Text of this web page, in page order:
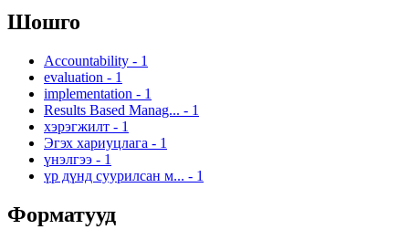
Шошго
Accountability - 1
evaluation - 1
implementation - 1
Results Based Manag... - 1
хэрэгжилт - 1
Эгэх хариуцлага - 1
үнэлгээ - 1
үр дүнд суурилсан м... - 1
Форматууд